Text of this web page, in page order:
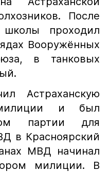
После
школы проходил
Вооружённых
в танковых
Астраханскую
и был
партии для
в Красноярский
МВД начинал
милиции. В